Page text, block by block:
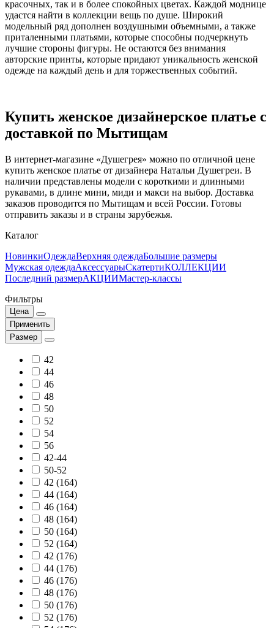
красочных, так и в более спокойных цветах. Каждой моднице
удастся найти в коллекции вещь по душе. Широкий
модельный ряд дополнен воздушными объемными, а также
приталенными платьями, которые способны подчеркнуть
лучшие стороны фигуры. Не остаются без внимания
авторские принты, которые придают уникальность женской
одежде на каждый день и для торжественных событий.
Купить женское дизайнерское платье с
доставкой по Мытищам
В интернет-магазине «Душегрея» можно по отличной цене
купить женское платье от дизайнера Натальи Душегреи. В
наличии представлены модели с короткими и длинными
рукавами, в длине мини, миди и макси на выбор. Доставка
заказов проводится по Мытищам и всей России. Готовы
отправить заказы и в страны зарубежья.
Каталог
НовинкиОдеждаВерхняя одеждаБольшие размеры
Мужская одеждаАксессуарыСкатертиКОЛЛЕКЦИИ
Последний размерАКЦИИМастер-классы
Фильтры
Цена
Применить
Размер
42
44
46
48
50
52
54
56
42-44
50-52
42 (164)
44 (164)
46 (164)
48 (164)
50 (164)
52 (164)
42 (176)
44 (176)
46 (176)
48 (176)
50 (176)
52 (176)